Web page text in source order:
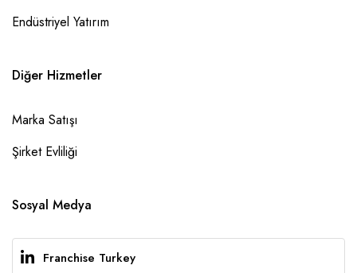
Endüstriyel Yatırım
Diğer Hizmetler
Marka Satışı
Şirket Evliliği
Sosyal Medya
Franchise Turkey